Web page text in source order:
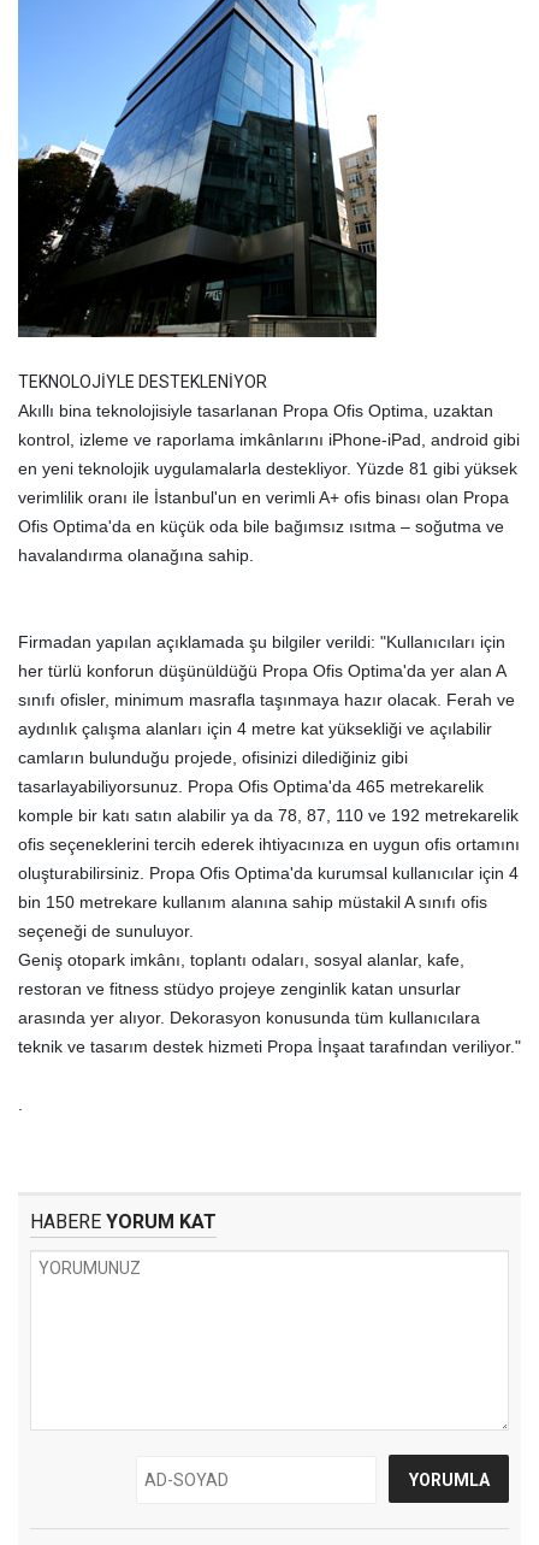
TEKNOLOJİYLE DESTEKLENİYOR
Akıllı bina teknolojisiyle tasarlanan Propa Ofis Optima, uzaktan
kontrol, izleme ve raporlama imkânlarını iPhone-iPad, android gibi
en yeni teknolojik uygulamalarla destekliyor. Yüzde 81 gibi yüksek
verimlilik oranı ile İstanbul'un en verimli A+ ofis binası olan Propa
Ofis Optima'da en küçük oda bile bağımsız ısıtma – soğutma ve
havalandırma olanağına sahip.
Firmadan yapılan açıklamada şu bilgiler verildi: "Kullanıcıları için
her türlü konforun düşünüldüğü Propa Ofis Optima'da yer alan A
sınıfı ofisler, minimum masrafla taşınmaya hazır olacak. Ferah ve
aydınlık çalışma alanları için 4 metre kat yüksekliği ve açılabilir
camların bulunduğu projede, ofisinizi dilediğiniz gibi
tasarlayabiliyorsunuz. Propa Ofis Optima'da 465 metrekarelik
komple bir katı satın alabilir ya da 78, 87, 110 ve 192 metrekarelik
ofis seçeneklerini tercih ederek ihtiyacınıza en uygun ofis ortamını
oluşturabilirsiniz. Propa Ofis Optima'da kurumsal kullanıcılar için 4
bin 150 metrekare kullanım alanına sahip müstakil A sınıfı ofis
seçeneği de sunuluyor.
Geniş otopark imkânı, toplantı odaları, sosyal alanlar, kafe,
restoran ve fitness stüdyo projeye zenginlik katan unsurlar
arasında yer alıyor. Dekorasyon konusunda tüm kullanıcılara
teknik ve tasarım destek hizmeti Propa İnşaat tarafından veriliyor."
HABERE YORUM KAT